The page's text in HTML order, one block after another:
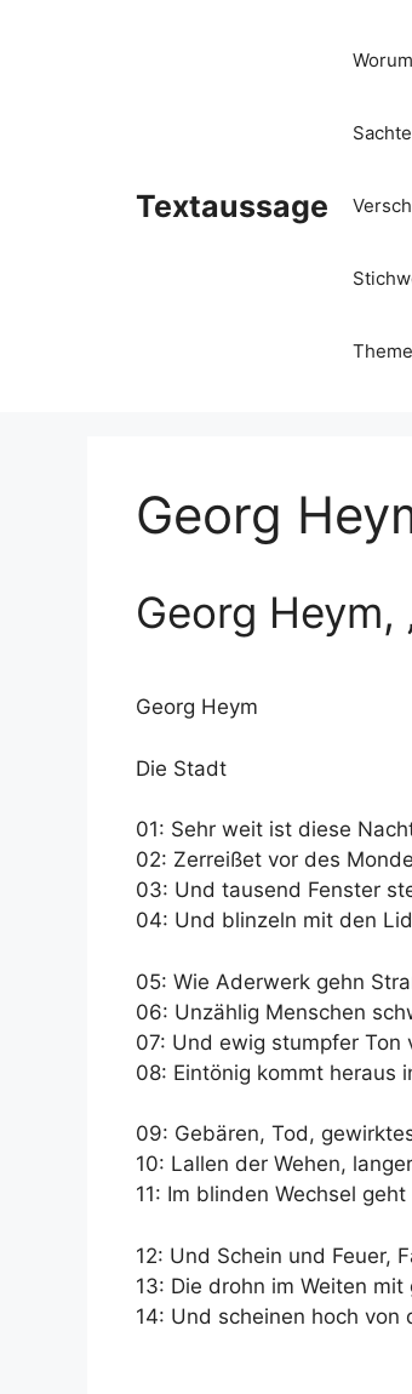
Textaussage
Georg
Georg Heym,
Georg Heym
Die Stadt
01: Sehr weit ist diese
02: Zerreißet vor des
03: Und tausend Fenster
04: Und blinzeln mit den
05: Wie Aderwerk gehn
06: Unzählig Menschen
07: Und ewig stumpfer Ton
08: Eintönig kommt heraus
09: Gebären, Tod,
10: Lallen der Wehen,
11: Im blinden Wechsel
12: Und Schein und Feuer,
13: Die drohn im Weiten mit
14: Und scheinen hoch von